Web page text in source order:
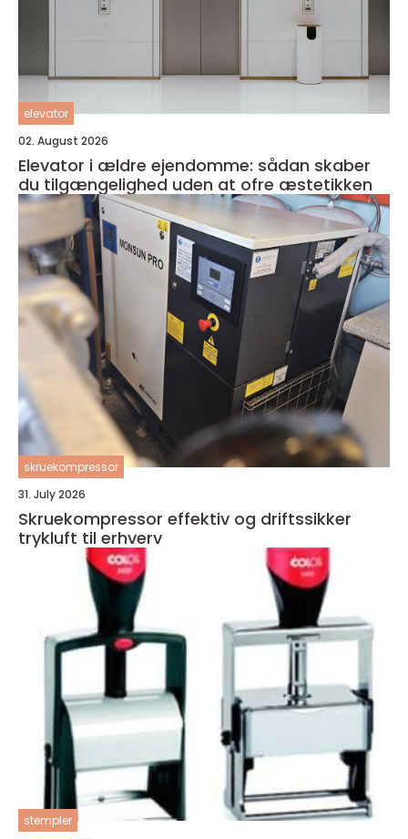
elevator
02. August 2026
Elevator i ældre ejendomme: sådan skaber
du tilgængelighed uden at ofre æstetikken
skruekompressor
31. July 2026
Skruekompressor effektiv og driftssikker
trykluft til erhverv
stempler